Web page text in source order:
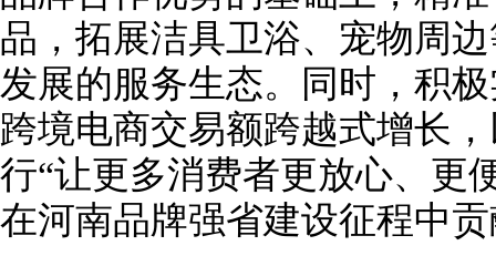
品，拓展洁具卫浴、宠物周
发展的服务生态。同时，积
跨境电商交易额跨越式增长
行“让更多消费者更放心、更
在河南品牌强省建设征程中